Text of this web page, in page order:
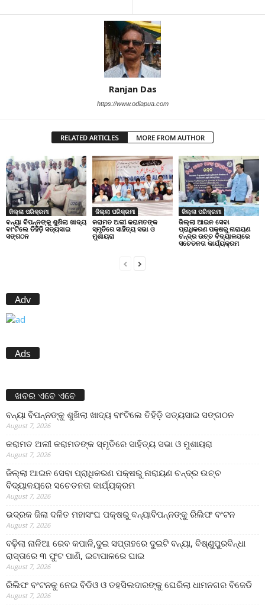
Ranjan Das
https://www.odiapua.com
RELATED ARTICLES MORE FROM AUTHOR
ଜିଲ୍ଲା ପରିକ୍ରମା
ବନ୍ୟା ବିପନ୍ନଙ୍କୁ ଶୁଖିଲା ଖାଦ୍ୟ
ବାଂଟିଲେ ତିହିଡି଼ ସତ୍ୟସାଇ
ସଙ୍ଗଠନ
ଜିଲ୍ଲା ପରିକ୍ରମା
କରାମତ ଅଲୀ କରାମତଙ୍କ
ସ୍ମୃତିରେ ସାହିତ୍ୟ ସଭା ଓ
ମୁଶାୟରା
ଜିଲ୍ଲା ପରିକ୍ରମା
ଜିଲ୍ଲା ଆଇନ ସେବା
ପ୍ରାଧିକରଣ ପକ୍ଷରୁ ନାରାୟଣ
ଚନ୍ଦ୍ର ଉଚ୍ଚ ବିଦ୍ୟାଳୟରେ
ସଚେତନତା କାର୍ଯ୍ୟକ୍ରମ
Adv
Ads
ଖବର ଏବେ ଏବେ
ବନ୍ୟା ବିପନ୍ନଙ୍କୁ ଶୁଖିଲା ଖାଦ୍ୟ ବାଂଟିଲେ ତିହିଡି଼ ସତ୍ୟସାଇ ସଙ୍ଗଠନ
August 7, 2026
କରାମତ ଅଲୀ କରାମତଙ୍କ ସ୍ମୃତିରେ ସାହିତ୍ୟ ସଭା ଓ ମୁଶାୟରା
August 7, 2026
ଜିଲ୍ଲା ଆଇନ ସେବା ପ୍ରାଧିକରଣ ପକ୍ଷରୁ ନାରାୟଣ ଚନ୍ଦ୍ର ଉଚ୍ଚ
ବିଦ୍ୟାଳୟରେ ସଚେତନତା କାର୍ଯ୍ୟକ୍ରମ
August 7, 2026
ଭଦ୍ରକ ଜିଲା ଦଳିତ ମହାସଂଘ ପକ୍ଷରୁ ବନ୍ୟାବିପନ୍ନଙ୍କୁ ରିଲିଫ ବଂଟନ
August 7, 2026
ବଢ଼ିଲା ନାଳିଆ ରେବ କପାଳି,ଦୁଇ ସପ୍ତାହରେ ଦୁଇଟି ବନ୍ୟା, ବିଷ୍ଣୁପୁରବିନ୍ଧା
ରାସ୍ତାରେ ୩ ଫୁଟ ପାଣି, ଇଟାପାଳରେ ଘାଇ
August 7, 2026
ରିଲିଫ ବଂଟନକୁ ନେଇ ବିଡିଓ ଓ ତହସିଲଦାରଙ୍କୁ ଘେରିଲା ଧାମନଗର ବିଜେଡି
August 7, 2026